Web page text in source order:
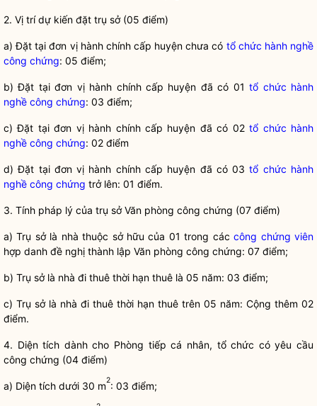
2. Vị trí dự kiến đặt trụ sở (05 điểm)
a) Đặt tại đơn vị hành chính cấp huyện chưa có tổ chức hành nghề
công chứng: 05 điểm;
b) Đặt tại đơn vị hành chính cấp huyện đã có 01tổ chức hành
nghề công chứng: 03 điểm;
c) Đặt tại đơn vị hành chính cấp huyện đã có 02tổ chức hành
nghề công chứng: 02 điểm
d) Đặt tại đơn vị hành chính cấp huyện đã có 03tổ chức hành
nghề công chứng trở lên: 01 điểm.
3. Tính pháp lý của trụ sở Văn phòng công chứng (07 điểm)
a) Trụ sở là nhà thuộc sở hữu của 01 trong cáccông chứng viên
hợp danh đề nghị thành lập Văn phòng công chứng: 07 điểm;
b) Trụ sở là nhà đi thuê thời hạn thuê là 05 năm: 03 điểm;
c) Trụ sở là nhà đi thuê thời hạn thuê trên 05 năm: Cộng thêm 02
điểm.
4. Diện tích dành cho Phòng tiếp cá nhân, tổ chức có yêu cầu
công chứng (04 điểm)
a) Diện tích dưới 30 m2: 03 điểm;